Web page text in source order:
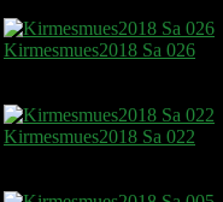
Kirmesmues2018 Sa 026
Kirmesmues2018 Sa 022